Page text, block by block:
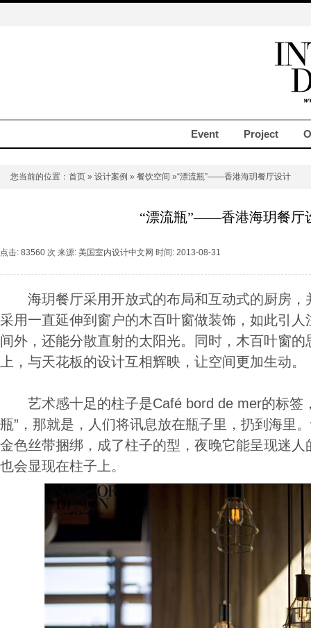
Event Project
您当前的位置： 首页 » 设计案例 » 餐饮空间 »“漂流瓶”——香港海玥餐厅设计
“漂流瓶”——香港海玥餐厅
点击: 83560 次 来源: 美国室内设计中文网 时间: 2013-08-31
海玥餐厅采用开放式的布局和互动式的厨房，
采用一直延伸到窗户的木百叶窗做装饰，如此引
间外，还能分散直射的太阳光。同时，木百叶窗
上，与天花板的设计互相辉映，让空间更加生动。
艺术感十足的柱子是Café bord de mer的标签
瓶”，那就是，人们将讯息放在瓶子里，扔到海里
金色丝带捆绑，成了柱子的型，夜晚它能呈现迷
也会显现在柱子上。